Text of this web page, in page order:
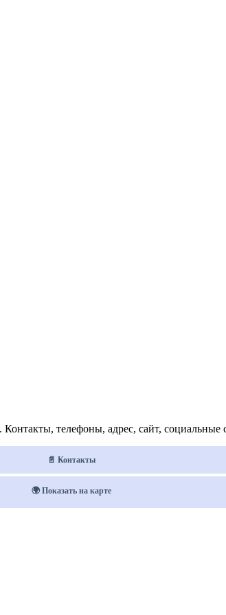
телефоны, адрес, сайт, социальные
📄 Контакты
🌍 Показать на карте